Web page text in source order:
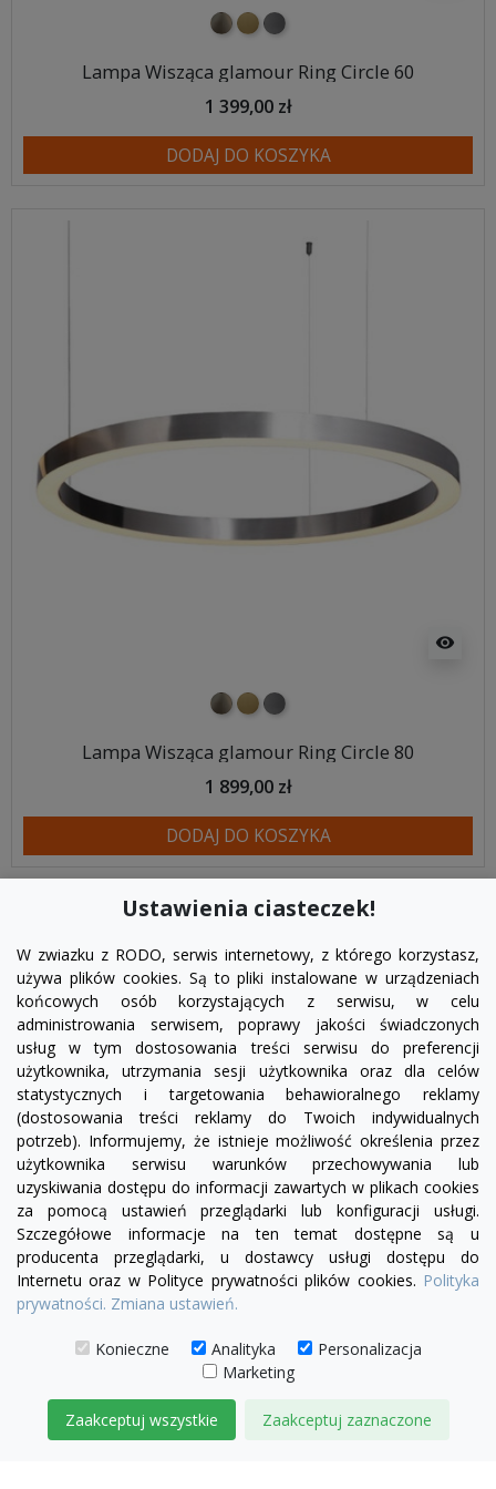
nikiel szczotkowany
mosiądz szczotkowany
tytan szczotkowany
Lampa Wisząca glamour Ring Circle 60
1 399,00 zł
DODAJ DO KOSZYKA
visibility
nikiel szczotkowany
mosiądz szczotkowany
tytan szczotkowany
Lampa Wisząca glamour Ring Circle 80
1 899,00 zł
DODAJ DO KOSZYKA
Powrót do góry
FacebookYouTubePinterest
Ustawienia ciasteczek!
W zwiazku z RODO, serwis internetowy, z którego korzystasz,
używa plików cookies. Są to pliki instalowane w urządzeniach
końcowych osób korzystających z serwisu, w celu
administrowania serwisem, poprawy jakości świadczonych
usług w tym dostosowania treści serwisu do preferencji
użytkownika, utrzymania sesji użytkownika oraz dla celów
statystycznych i targetowania behawioralnego reklamy
(dostosowania treści reklamy do Twoich indywidualnych
potrzeb). Informujemy, że istnieje możliwość określenia przez
użytkownika serwisu warunków przechowywania lub
uzyskiwania dostępu do informacji zawartych w plikach cookies
za pomocą ustawień przeglądarki lub konfiguracji usługi.
Szczegółowe informacje na ten temat dostępne są u
producenta przeglądarki, u dostawcy usługi dostępu do
Internetu oraz w Polityce prywatności plików cookies. Polityka
prywatności. Zmiana ustawień.
Konieczne Analityka
Personalizacja
Marketing
Zaakceptuj wszystkie Zaakceptuj zaznaczone
PRODUKTY

INFORMACJE
